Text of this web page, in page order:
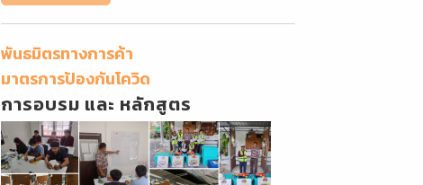
พันธมิตรทางการค้า
มาตรการป้องกันโควิด
การอบรม และ หลักสูตร